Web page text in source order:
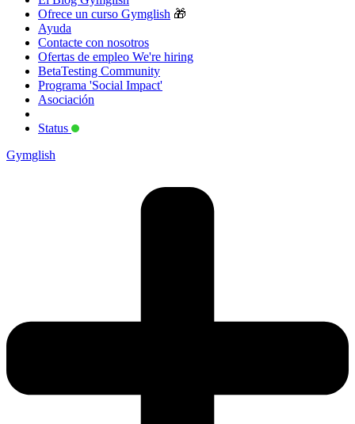
Ofrece un curso Gymglish 🎁
Ayuda
Contacte con nosotros
Ofertas de empleo We're hiring
BetaTesting Community
Programa 'Social Impact'
Asociación
Status
Gymglish